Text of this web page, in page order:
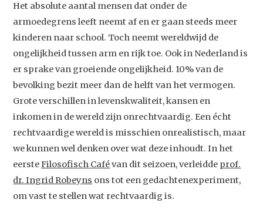
Het absolute aantal mensen dat onder de
armoedegrens leeft neemt af en er gaan steeds meer
kinderen naar school. Toch neemt wereldwijd de
ongelijkheid tussen arm en rijk toe. Ook in Nederland is
er sprake van groeiende ongelijkheid. 10% van de
bevolking bezit meer dan de helft van het vermogen.
Grote verschillen in levenskwaliteit, kansen en
inkomen in de wereld zijn onrechtvaardig. Een écht
rechtvaardige wereld is misschien onrealistisch, maar
we kunnen wel denken over wat deze inhoudt. In het
eersteFilosofisch Cafévan dit seizoen, verleidde prof.
dr. Ingrid Robeyns ons tot een gedachtenexperiment,
om vast te stellen wat rechtvaardig is.